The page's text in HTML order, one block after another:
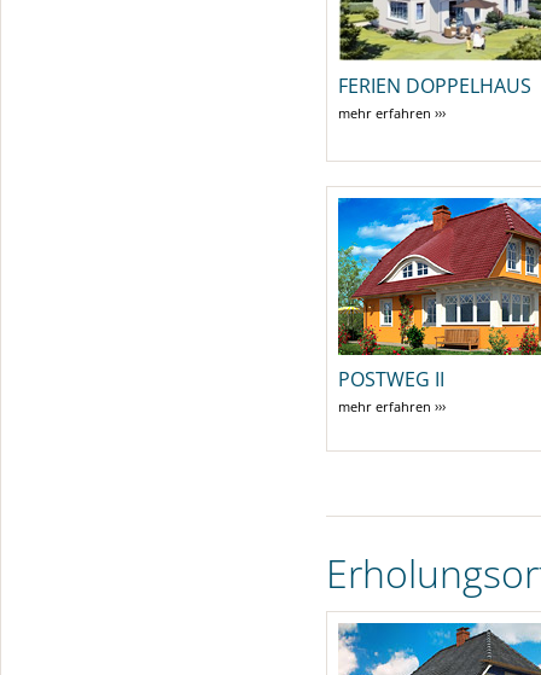
FERIEN DOPPELHAUS
mehr erfahren ›››
POSTWEG II
mehr erfahren ›››